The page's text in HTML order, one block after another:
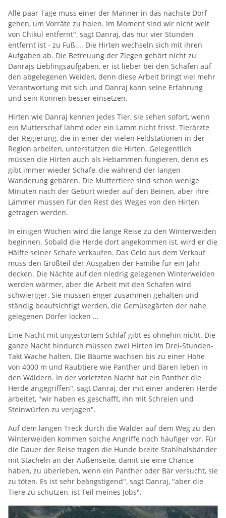
Alle paar Tage muss einer der Männer in das nächste Dorf
gehen, um Vorräte zu holen. Im Moment sind wir nicht weit
von Chikul entfernt", sagt Danraj, das nur vier Stunden
entfernt ist - zu Fuß.... Die Hirten wechseln sich mit ihren
Aufgaben ab. Die Betreuung der Ziegen gehört nicht zu
Danrajs Lieblingsaufgaben, er ist lieber bei den Schafen auf
den abgelegenen Weiden, denn diese Arbeit bringt viel mehr
Verantwortung mit sich und Danraj kann seine Erfahrung
und sein Können besser einsetzen.
Hirten wie Danraj kennen jedes Tier, sie sehen sofort, wenn
ein Mutterschaf lahmt oder ein Lamm nicht frisst. Tierärzte
der Regierung, die in einer der vielen Feldstationen in der
Region arbeiten, unterstützen die Hirten. Gelegentlich
müssen die Hirten auch als Hebammen fungieren, denn es
gibt immer wieder Schafe, die während der langen
Wanderung gebären. Die Muttertiere sind schon wenige
Minuten nach der Geburt wieder auf den Beinen, aber ihre
Lämmer müssen für den Rest des Weges von den Hirten
getragen werden.
In einigen Wochen wird die lange Reise zu den Winterweiden
beginnen. Sobald die Herde dort angekommen ist, wird er die
Hälfte seiner Schafe verkaufen. Das Geld aus dem Verkauf
muss den Großteil der Ausgaben der Familie für ein Jahr
decken. Die Nächte auf den niedrig gelegenen Winterweiden
werden wärmer, aber die Arbeit mit den Schafen wird
schwieriger. Sie müssen enger zusammen gehalten und
ständig beaufsichtigt werden, die Gemüsegärten der nahe
gelegenen Dörfer locken ...
Eine Nacht mit ungestörtem Schlaf gibt es ohnehin nicht. Die
ganze Nacht hindurch müssen zwei Hirten im Drei-Stunden-
Takt Wache halten. Die Bäume wachsen bis zu einer Höhe
von 4000 m und Raubtiere wie Panther und Bären leben in
den Wäldern. In der vorletzten Nacht hat ein Panther die
Herde angegriffen", sagt Danraj, der mit einer anderen Herde
arbeitet, "wir haben es geschafft, ihn mit Schreien und
Steinwürfen zu verjagen".
Auf dem langen Treck durch die Wälder auf dem Weg zu den
Winterweiden kommen solche Angriffe noch häufiger vor. Für
die Dauer der Reise tragen die Hunde breite Stahlhalsbänder
mit Stacheln an der Außenseite, damit sie eine Chance
haben, zu überleben, wenn ein Panther oder Bär versucht, sie
zu töten. Es ist sehr beängstigend", sagt Danraj, "aber die
Tiere zu schützen, ist Teil meines Jobs".